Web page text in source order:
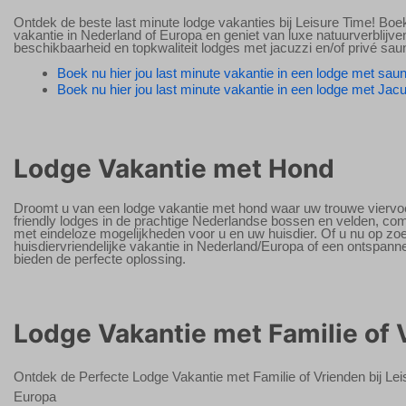
Ontdek de beste last minute lodge vakanties bij Leisure Time!
vakantie in Nederland of Europa en geniet van luxe
beschikbaarheid en topkwaliteit lodges met jacuzzi en/of privé
Boek nu hier jou last minute vakantie in een lodge met
Boek nu hier jou last minute vakantie in een lodge met
Lodge Vakantie met Hond
Droomt u van een lodge vakantie met hond waar uw trouwe
friendly lodges in de prachtige Nederlandse bossen en velden,
met eindeloze mogelijkheden voor u en uw huisdier. Of u nu op
huisdiervriendelijke vakantie in Nederland/Europa of een
bieden de perfecte oplossing.
Lodge Vakantie met Familie of
Ontdek de Perfecte Lodge Vakantie met Familie of Vrienden bij
Europa